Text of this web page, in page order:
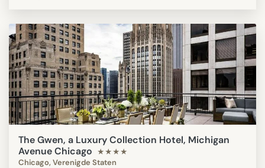
The Gwen, a Luxury Collection Hotel, Michigan
Avenue Chicago
★★★★
Chicago, Verenigde Staten